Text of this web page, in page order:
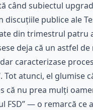
când subiectul
discuțiile publice ale
din trimestrul patru
deja că un astfel
caracterizase
Tot atunci, el glumise
că nu prea mulți
FSD” — o remarcă ce